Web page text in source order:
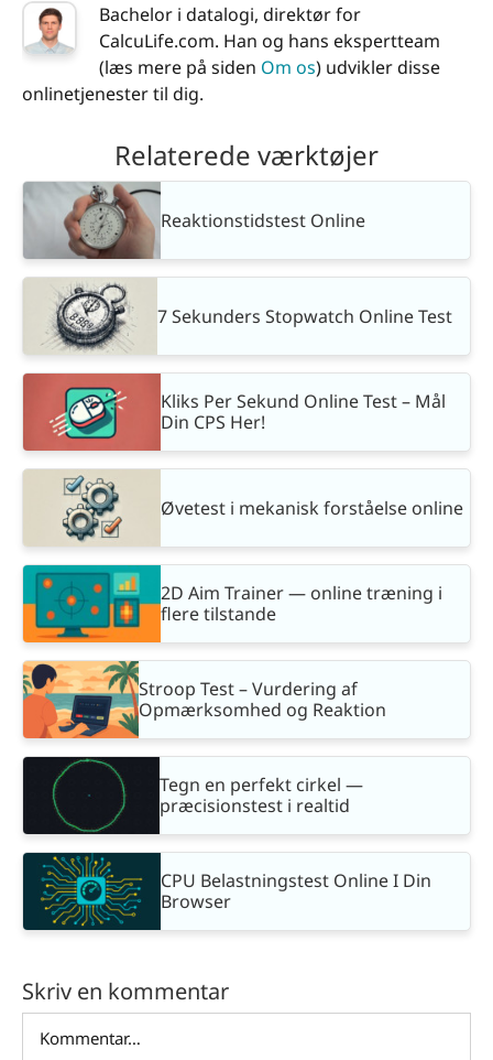
Bachelor i datalogi, direktør for
CalcuLife.com. Han og hans ekspertteam
(læs mere på siden Om os) udvikler disse
onlinetjenester til dig.
Relaterede værktøjer
Reaktionstidstest Online
7 Sekunders Stopwatch Online Test
Kliks Per Sekund Online Test – Mål
Din CPS Her!
Øvetest i mekanisk forståelse online
2D Aim Trainer — online træning i
flere tilstande
Stroop Test – Vurdering af
Opmærksomhed og Reaktion
Tegn en perfekt cirkel —
præcisionstest i realtid
CPU Belastningstest Online I Din
Browser
Skriv en kommentar